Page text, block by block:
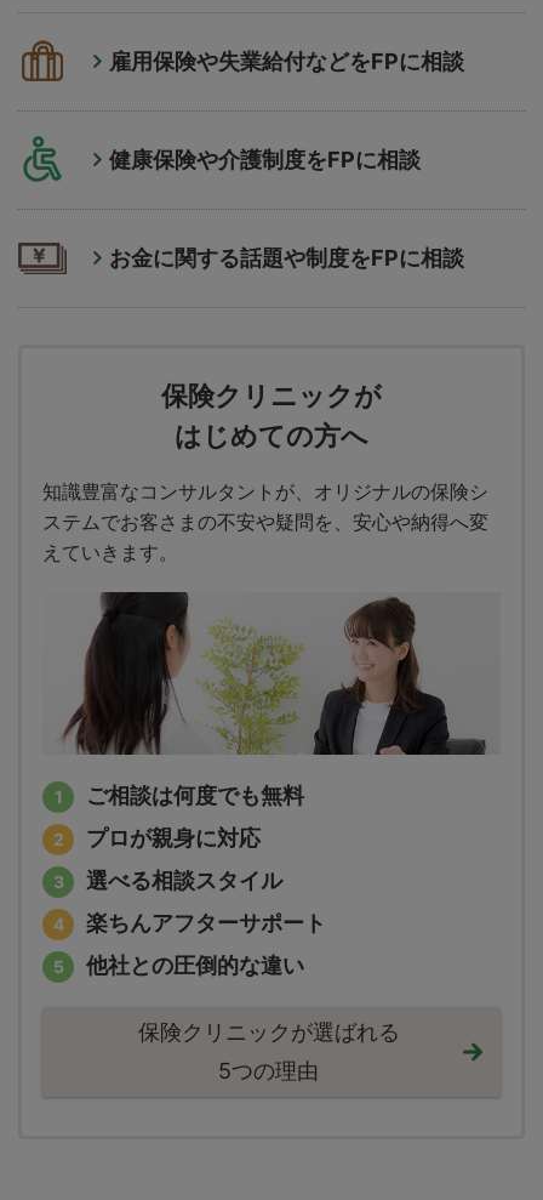
雇用保険や失業給付などをFPに相談
健康保険や介護制度をFPに相談
お金に関する話題や制度をFPに相談
保険クリニックが
はじめての方へ
知識豊富なコンサルタントが、オリジナルの保険シ
ステムでお客さまの不安や疑問を、安心や納得へ変
えていきます。
ご相談は何度でも無料
プロが親身に対応
選べる相談スタイル
楽ちんアフターサポート
他社との圧倒的な違い
保険クリニックが選ばれる
5つの理由